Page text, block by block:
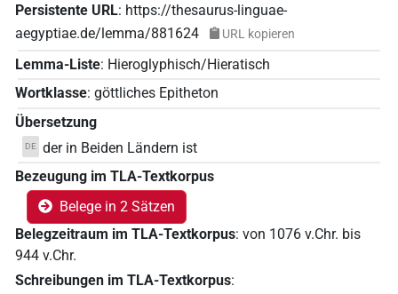
Persistente URL: https://thesaurus-linguae-
aegyptiae.de/lemma/881624
URL kopieren
Lemma-Liste: Hieroglyphisch/Hieratisch
Wortklasse: göttliches Epitheton
Übersetzung
DE der in Beiden Ländern ist
Bezeugung im TLA-Textkorpus
Belege in 2 Sätzen
Belegzeitraum im TLA-Textkorpus: von 1076 v.Chr. bis
944 v.Chr.
Schreibungen im TLA-Textkorpus: